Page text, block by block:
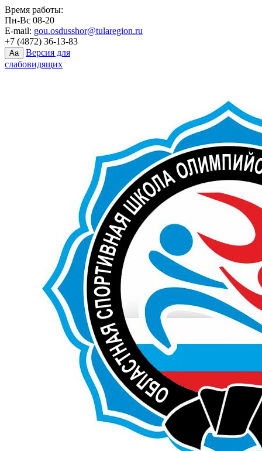
Время работы:
Пн-Вс 08-20
E-mail: gou.osdusshor@tularegion.ru
+7 (4872) 36-13-83
Aa
Версия для
слабовидящих